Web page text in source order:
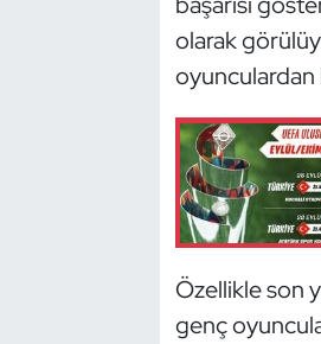
olarak
Özellikle son
genç
Modern Pentatlon